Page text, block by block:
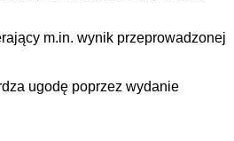
m.in. wynik przeprowadzonej
ugodę poprzez wydanie